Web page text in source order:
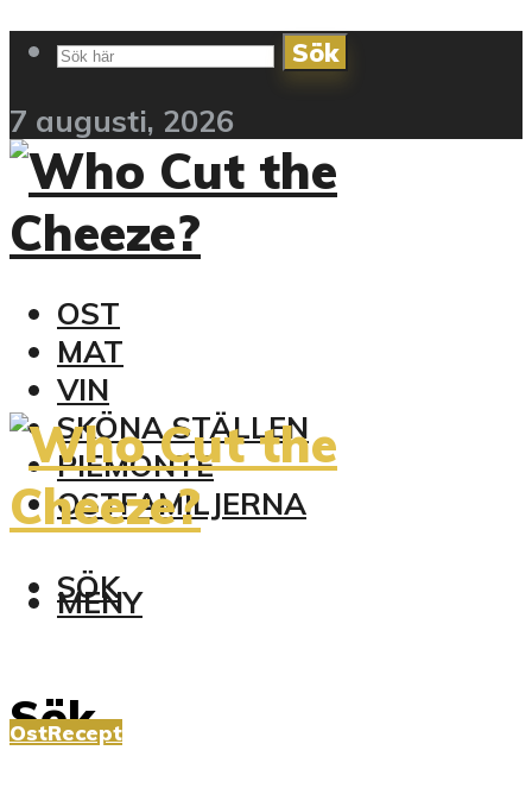
Sök
7 augusti, 2026
OST
MAT
VIN
SKÖNA STÄLLEN
PIEMONTE
OSTFAMILJERNA
SÖK
Sök
MENY
OstRecept